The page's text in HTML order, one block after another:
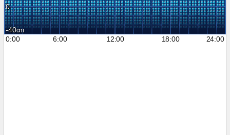
0
-40
0:00
6:00 12:00 18:00 24:00